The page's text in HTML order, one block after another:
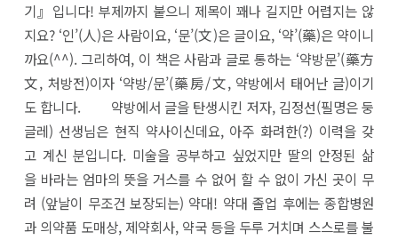
기』입니다! 부제까지 붙으니 제목이 꽤나 길지만 어렵지는 않
지요? ‘인’(人)은 사람이요, ‘문’(文)은 글이요, ‘약’(藥)은 약이니
까요(^^). 그리하여, 이 책은 사람과 글로 통하는 ‘약방문’(藥方
文, 처방전)이자 ‘약방/문’(藥房/文, 약방에서 태어난 글)이기
도 합니다. 약방에서 글을 탄생시킨 저자, 김정선(필명은 둥
글레) 선생님은 현직 약사이신데요, 아주 화려한(?) 이력을 갖
고 계신 분입니다. 미술을 공부하고 싶었지만 딸의 안정된 삶
을 바라는 엄마의 뜻을 거스를 수 없어 할 수 없이 가신 곳이 무
려 (앞날이 무조건 보장되는) 약대! 약대 졸업 후에는 종합병원
과 의약품 도매상, 제약회사, 약국 등을 두루 거치며 스스로를 불